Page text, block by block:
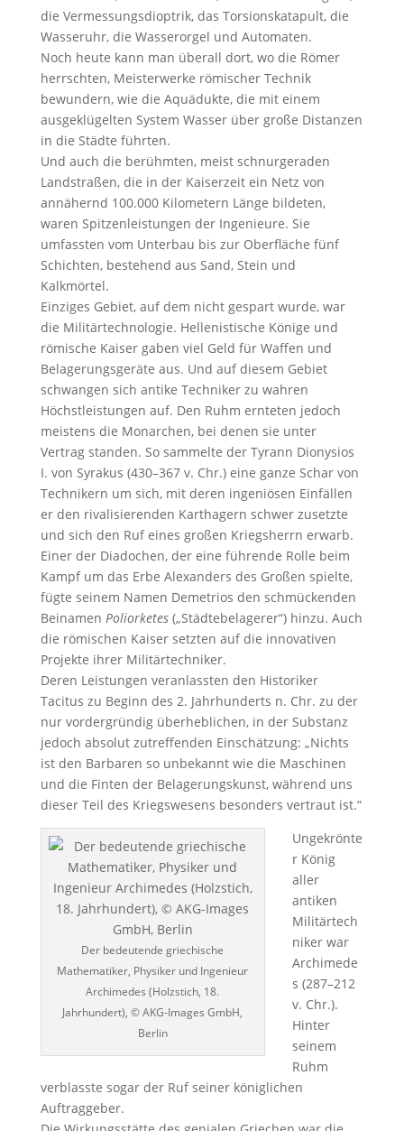
die Vermessungsdioptrik, das Torsionskatapult, die
Wasseruhr, die Wasserorgel und Automaten.
Noch heute kann man überall dort, wo die Römer
herrschten, Meisterwerke römischer Technik
bewundern, wie die Aquädukte, die mit einem
ausgeklügelten System Wasser über große Distanzen
in die Städte führten.
Und auch die berühmten, meist schnurgeraden
Landstraßen, die in der Kaiserzeit ein Netz von
annähernd 100.000 Kilometern Länge bildeten,
waren Spitzenleistungen der Ingenieure. Sie
umfassten vom Unterbau bis zur Oberfläche fünf
Schichten, bestehend aus Sand, Stein und
Kalkmörtel.
Einziges Gebiet, auf dem nicht gespart wurde, war
die Militärtechnologie. Hellenistische Könige und
römische Kaiser gaben viel Geld für Waffen und
Belagerungsgeräte aus. Und auf diesem Gebiet
schwangen sich antike Techniker zu wahren
Höchstleistungen auf. Den Ruhm ernteten jedoch
meistens die Monarchen, bei denen sie unter
Vertrag standen. So sammelte der Tyrann Dionysios
I. von Syrakus (430–367 v. Chr.) eine ganze Schar von
Technikern um sich, mit deren ingeniösen Einfällen
er den rivalisierenden Karthagern schwer zusetzte
und sich den Ruf eines großen Kriegsherrn erwarb.
Einer der Diadochen, der eine führende Rolle beim
Kampf um das Erbe Alexanders des Großen spielte,
fügte seinem Namen Demetrios den schmückenden
Beinamen Poliorketes („Städtebelagerer“) hinzu. Auch
die römischen Kaiser setzten auf die innovativen
Projekte ihrer Militärtechniker.
Deren Leistungen veranlassten den Historiker
Tacitus zu Beginn des 2. Jahrhunderts n. Chr. zu der
nur vordergründig überheblichen, in der Substanz
jedoch absolut zutreffenden Einschätzung: „Nichts
ist den Barbaren so unbekannt wie die Maschinen
und die Finten der Belagerungskunst, während uns
dieser Teil des Kriegswesens besonders vertraut ist.“
Der bedeutende griechische
Mathematiker, Physiker und Ingenieur
Archimedes (Holzstich, 18.
Jahrhundert), © AKG-Images GmbH,
Berlin
Ungekrönte
r König
aller
antiken
Militärtech
niker war
Archimede
s (287–212
v. Chr.).
Hinter
seinem
Ruhm
verblasste sogar der Ruf seiner königlichen
Auftraggeber.